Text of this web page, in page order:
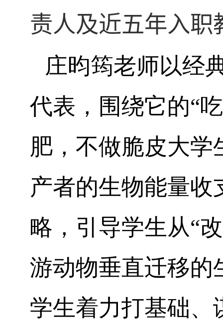
责人及近五年入职
庄昀筠老师以经
代表，围绕它的“
肥，不做脆皮大学
产者的生物能量
略，引导学生从“
游动物垂直迁移的
学生着力打基础、